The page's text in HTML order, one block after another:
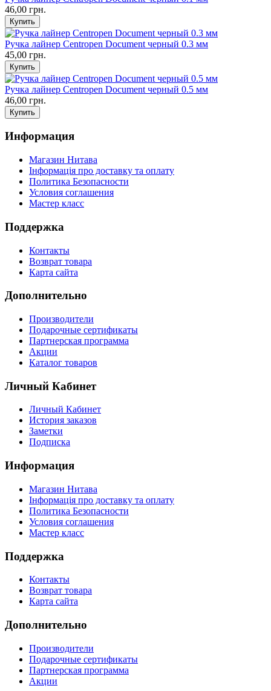
46,00 грн.
Ручка лайнер Centropen Document черный 0.3 мм
45,00 грн.
Ручка лайнер Centropen Document черный 0.5 мм
46,00 грн.
Информация
Магазин Нитава
Інформація про доставку та оплату
Политика Безопасности
Условия соглашения
Мастер класс
Поддержка
Контакты
Возврат товара
Карта сайта
Дополнительно
Производители
Подарочные сертификаты
Партнерская программа
Акции
Каталог товаров
Личный Кабинет
Личный Кабинет
История заказов
Заметки
Подписка
Информация
Магазин Нитава
Інформація про доставку та оплату
Политика Безопасности
Условия соглашения
Мастер класс
Поддержка
Контакты
Возврат товара
Карта сайта
Дополнительно
Производители
Подарочные сертификаты
Партнерская программа
Акции